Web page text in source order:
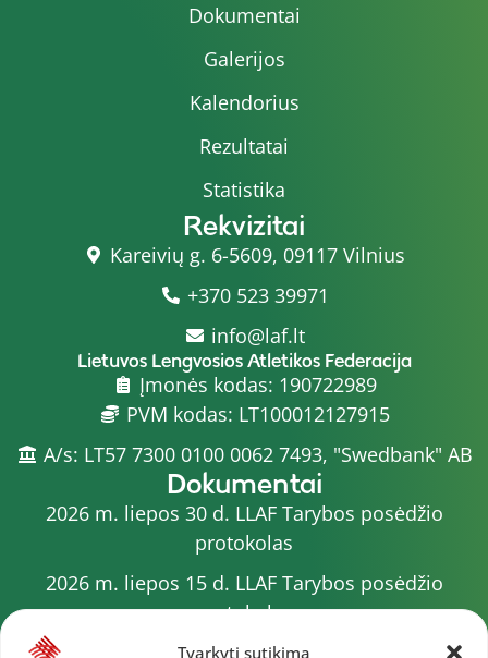
Tvarkyti sutikimą
Dokumentai
Galerijos
Kalendorius
Rezultatai
Statistika
Rekvizitai
Kareivių g. 6-5609, 09117 Vilnius
+370 523 39971
info@laf.lt
Lietuvos Lengvosios Atletikos Federacija
Įmonės kodas: 190722989
PVM kodas: LT100012127915
A/s: LT57 7300 0100 0062 7493, "Swedbank" AB
Dokumentai
2026 m. liepos 30 d. LLAF Tarybos posėdžio
protokolas
2026 m. liepos 15 d. LLAF Tarybos posėdžio
protokolas
2026 m. liepos 20 d. LLAF VK posėdžio protokolas